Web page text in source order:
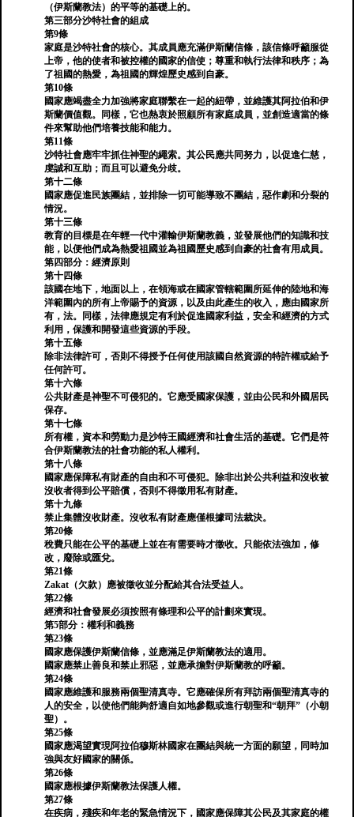
（伊斯蘭教法）的平等的基礎上的。
第三部分沙特社會的組成
第9條
家庭是沙特社會的核心。其成員應充滿伊斯蘭信條，該信條呼籲服從
上帝，他的使者和被控權的國家的信使；尊重和執行法律和秩序；為
了祖國的熱愛，為祖國的輝煌歷史感到自豪。
第10條
國家應竭盡全力加強將家庭聯繫在一起的紐帶，並維護其阿拉伯和伊
斯蘭價值觀。同樣，它也熱衷於照顧所有家庭成員，並創造適當的條
件來幫助他們培養技能和能力。
第11條
沙特社會應牢牢抓住神聖的繩索。其公民應共同努力，以促進仁慈，
虔誠和互助；而且可以避免分歧。
第十二條
國家應促進民族團結，並排除一切可能導致不團結，惡作劇和分裂的
情況。
第十三條
教育的目標是在年輕一代中灌輸伊斯蘭教義，並發展他們的知識和技
能，以便他們成為熱愛祖國並為祖國歷史感到自豪的社會有用成員。
第四部分：經濟原則
第十四條
該國在地下，地面以上，在領海或在國家管轄範圍所延伸的陸地和海
洋範圍內的所有上帝賜予的資源，以及由此產生的收入，應由國家所
有，法。同樣，法律應規定有利於促進國家利益，安全和經濟的方式
利用，保護和開發這些資源的手段。
第十五條
除非法律許可，否則不得授予任何使用該國自然資源的特許權或給予
任何許可。
第十六條
公共財產是神聖不可侵犯的。它應受國家保護，並由公民和外國居民
保存。
第十七條
所有權，資本和勞動力是沙特王國經濟和社會生活的基礎。它們是符
合伊斯蘭教法的社會功能的私人權利。
第十八條
國家應保障私有財產的自由和不可侵犯。除非出於公共利益和沒收被
沒收者得到公平賠償，否則不得徵用私有財產。
第十九條
禁止集體沒收財產。沒收私有財產應僅根據司法裁決。
第20條
稅費只能在公平的基礎上並在有需要時才徵收。只能依法強加，修
改，廢除或匯兌。
第21條
Zakat（欠款）應被徵收並分配給其合法受益人。
第22條
經濟和社會發展必須按照有條理和公平的計劃來實現。
第5部分：權利和義務
第23條
國家應保護伊斯蘭信條，並應滿足伊斯蘭教法的適用。
國家應禁止善良和禁止邪惡，並應承擔對伊斯蘭教的呼籲。
第24條
國家應維護和服務兩個聖清真寺。它應確保所有拜訪兩個聖清真寺的
人的安全，以使他們能夠舒適自如地參觀或進行朝聖和“朝拜”（小朝
聖）。
第25條
國家應渴望實現阿拉伯穆斯林國家在團結與統一方面的願望，同時加
強與友好國家的關係。
第26條
國家應根據伊斯蘭教法保護人權。
第27條
在疾病，殘疾和年老的緊急情況下，國家應保障其公民及其家庭的權